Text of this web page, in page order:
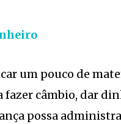
um pouco de
fazer câmbio, dar
possa